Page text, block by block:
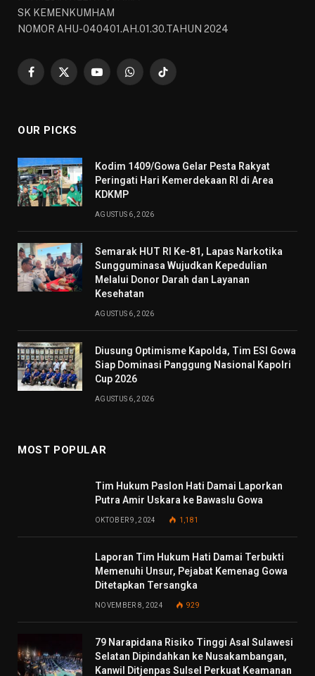
SK KEMENKUMHAM
NOMOR AHU-040401.AH.01.30.TAHUN 2024
Facebook
X
YouTubeWhatsAppTikTok
OUR PICKS
Kodim 1409/Gowa Gelar Pesta Rakyat
Peringati Hari Kemerdekaan RI di Area
KDKMP
AGUSTUS 6, 2026
Semarak HUT RI Ke-81, Lapas Narkotika
Sungguminasa Wujudkan Kepedulian
Melalui Donor Darah dan Layanan
Kesehatan
AGUSTUS 6, 2026
Diusung Optimisme Kapolda, Tim ESI Gowa
Siap Dominasi Panggung Nasional Kapolri
Cup 2026
AGUSTUS 6, 2026
MOST POPULAR
Tim Hukum Paslon Hati Damai Laporkan
Putra Amir Uskara ke Bawaslu Gowa
OKTOBER 9, 2024 1,181
Laporan Tim Hukum Hati Damai Terbukti
Memenuhi Unsur, Pejabat Kemenag Gowa
Ditetapkan Tersangka
NOVEMBER 8, 2024 929
79 Narapidana Risiko Tinggi Asal Sulawesi
Selatan Dipindahkan ke Nusakambangan,
Kanwil Ditjenpas Sulsel Perkuat Keamanan